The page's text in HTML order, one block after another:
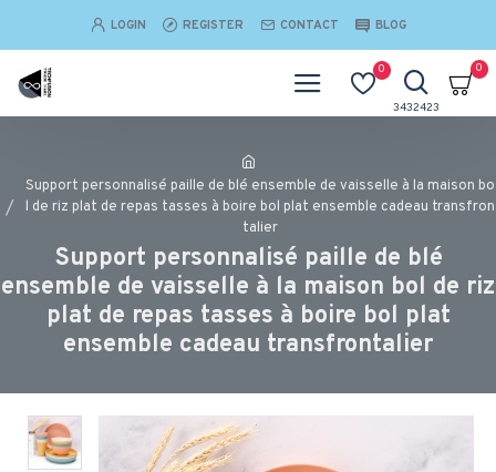
LOGIN REGISTER CONTACT BLOG
0 0
Support personnalisé paille de blé ensemble de vaisselle à la maison bo
l de riz plat de repas tasses à boire bol plat ensemble cadeau transfron
talier
Support personnalisé paille de blé
ensemble de vaisselle à la maison bol de riz
plat de repas tasses à boire bol plat
ensemble cadeau transfrontalier